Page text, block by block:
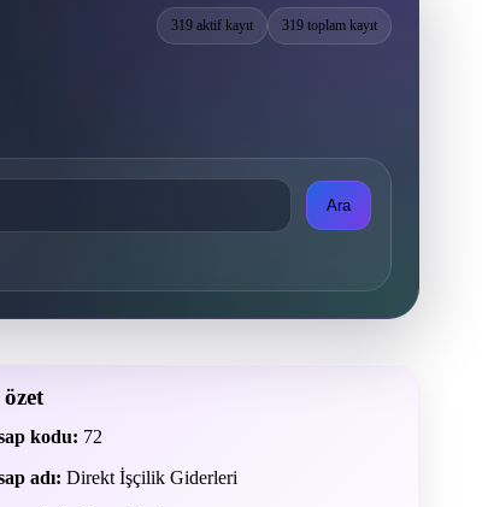
319 aktif kayıt 319 toplam kayıt
Ara
özet
kodu: 72
adı: Direkt İşçilik Giderleri